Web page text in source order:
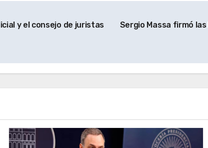
y el consejo de juristas
Sergio Massa firmó